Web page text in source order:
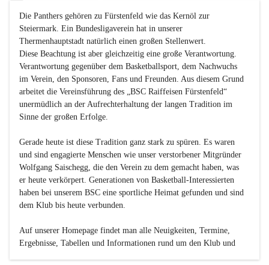
Die Panthers gehören zu Fürstenfeld wie das Kernöl zur
Steiermark. Ein Bundesligaverein hat in unserer
Thermenhauptstadt natürlich einen großen Stellenwert.
Diese Beachtung ist aber gleichzeitig eine große Verantwortung.
Verantwortung gegenüber dem Basketballsport, dem Nachwuchs
im Verein, den Sponsoren, Fans und Freunden. Aus diesem Grund
arbeitet die Vereinsführung des „BSC Raiffeisen Fürstenfeld“
unermüdlich an der Aufrechterhaltung der langen Tradition im
Sinne der großen Erfolge.
Gerade heute ist diese Tradition ganz stark zu spüren. Es waren
und sind engagierte Menschen wie unser verstorbener Mitgründer
Wolfgang Saischegg, die den Verein zu dem gemacht haben, was
er heute verkörpert. Generationen von Basketball-Interessierten
haben bei unserem BSC eine sportliche Heimat gefunden und sind
dem Klub bis heute verbunden.
Auf unserer Homepage findet man alle Neuigkeiten, Termine,
Ergebnisse, Tabellen und Informationen rund um den Klub und